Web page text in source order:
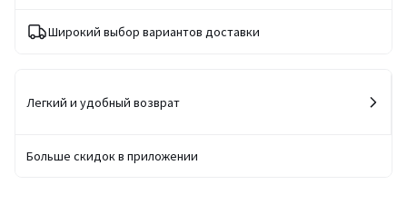
Широкий выбор вариантов доставки
Легкий и удобный возврат
Больше скидок в приложении